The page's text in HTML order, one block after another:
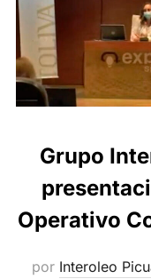
Grupo
Operativo
por Interoleo